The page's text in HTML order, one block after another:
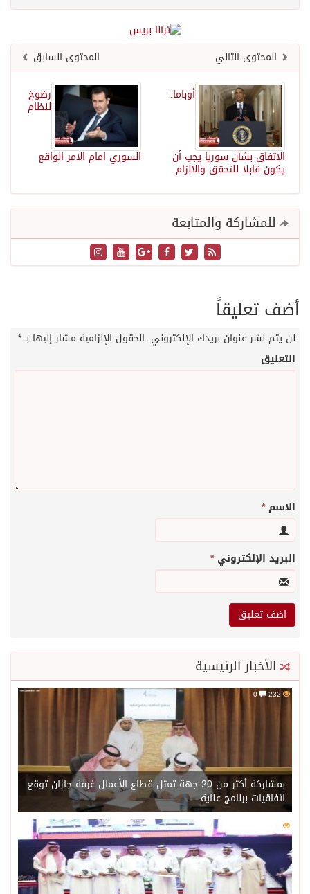
المحتوى السابق
المحتوى التالي
رضوخ
لنظام
السوري امام الامر الواقع
أوباما:
الاتفاق بشأن سوريا يجب أن
يكون قابلا للتحقق والالزام
للمشاركة والمتابعة
أضف تعليقاً
لن يتم نشر عنوان بريدك الإلكتروني. الحقول الإلزامية مشار إليها بـ*
التعليق
الاسم*
البريد الإلكتروني*
الأخبار الرئيسية
232
بمشاركة أكثر من 20 جهة تمثل قطاع الأعمال غرفة جازان توقع
اتفاقيات برنامج عناية
214